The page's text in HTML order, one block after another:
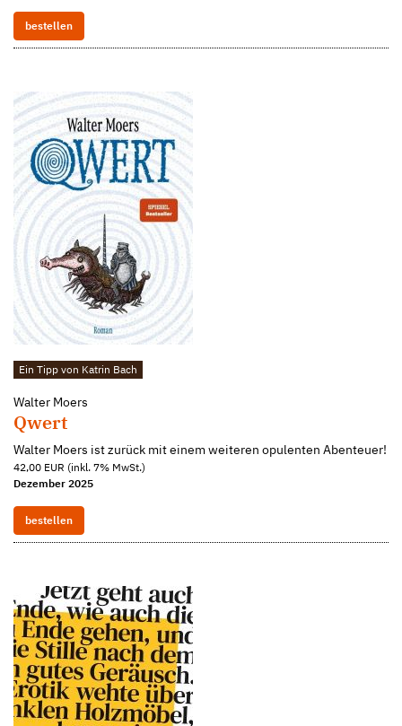
bestellen
Ein Tipp von Katrin Bach
Walter Moers
Qwert
Walter Moers ist zurück mit einem weiteren opulenten Abenteuer!
42,00 EUR (inkl. 7% MwSt.)
Dezember 2025
bestellen